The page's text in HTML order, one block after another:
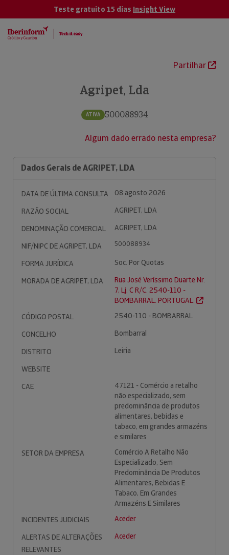
Teste gratuito 15 dias Insight View
Partilhar
Agripet, Lda
ATIVA 500088934
Algum dado errado nesta empresa?
Dados Gerais de AGRIPET, LDA
DATA DE ÚLTIMA CONSULTA
08 agosto 2026
RAZÃO SOCIAL
AGRIPET, LDA
DENOMINAÇÃO COMERCIAL
AGRIPET, LDA
NIF/NIPC DE AGRIPET, LDA
500088934
FORMA JURÍDICA
Soc. Por Quotas
MORADA DE AGRIPET, LDA
Rua José Veríssimo Duarte Nr.
7, Lj. C R/C. 2540-110 -
BOMBARRAL. PORTUGAL.
CÓDIGO POSTAL
2540-110 - BOMBARRAL
CONCELHO
Bombarral
DISTRITO
Leiria
WEBSITE
CAE
47121 - Comércio a retalho
não especializado, sem
predominância de produtos
alimentares, bebidas e
tabaco, em grandes armazéns
e similares
SETOR DA EMPRESA
Comércio A Retalho Não
Especializado, Sem
Predominância De Produtos
Alimentares, Bebidas E
Tabaco, Em Grandes
Armazéns E Similares
INCIDENTES JUDICIAIS
Aceder
ALERTAS DE ALTERAÇÕES
RELEVANTES
Aceder